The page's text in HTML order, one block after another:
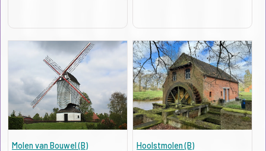
Molen van Bouwel (B)
Hoolstmolen (B)